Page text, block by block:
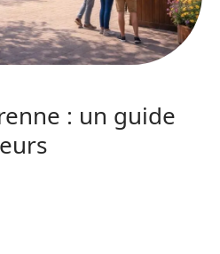
: un guide